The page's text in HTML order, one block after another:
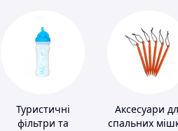
Туристичні
фільтри та
Аксесуари
спальних